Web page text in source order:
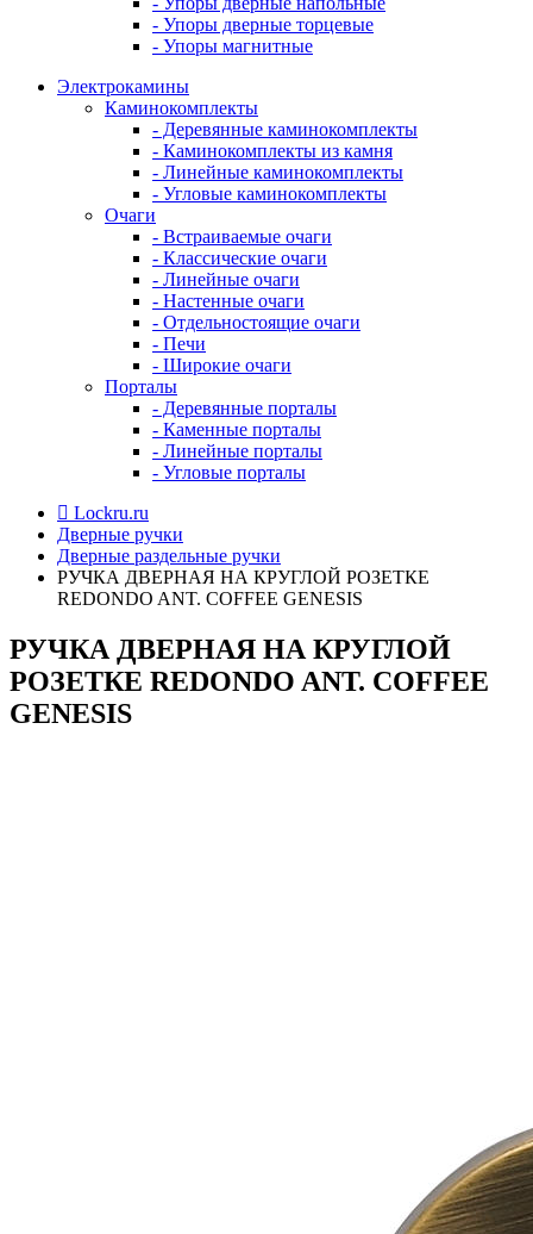
- Упоры дверные торцевые
- Упоры магнитные
Электрокамины
Каминокомплекты
- Деревянные каминокомплекты
- Каминокомплекты из камня
- Линейные каминокомплекты
- Угловые каминокомплекты
Очаги
- Встраиваемые очаги
- Классические очаги
- Линейные очаги
- Настенные очаги
- Отдельностоящие очаги
- Печи
- Широкие очаги
Порталы
- Деревянные порталы
- Каменные порталы
- Линейные порталы
- Угловые порталы
Lockru.ru
Дверные ручки
Дверные раздельные ручки
РУЧКА ДВЕРНАЯ НА КРУГЛОЙ РОЗЕТКЕ
REDONDO ANT. COFFEE GENESIS
РУЧКА ДВЕРНАЯ НА КРУГЛОЙ
РОЗЕТКЕ REDONDO ANT. COFFEE
GENESIS